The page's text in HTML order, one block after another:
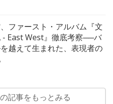
ファースト・アルバム『文
- East West』徹底考察──バ
越えて生まれた、表現者の
記事をもっとみる